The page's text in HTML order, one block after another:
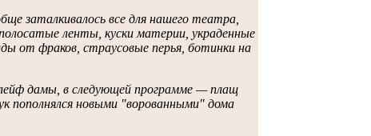
заталкивалось все для нашего театра,
ленты, куски материи, украденные
от фраков, страусовые перья, ботинки на
дамы, в следующей программе — плащ
пополнялся новыми "ворованными" дома